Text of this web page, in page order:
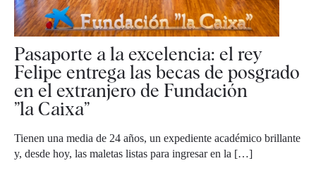
Pasaporte a la excelencia: el rey
Felipe entrega las becas de posgrado
en el extranjero de Fundación
”la Caixa”
Tienen una media de 24 años, un expediente académico brillante
y, desde hoy, las maletas listas para ingresar en la […]